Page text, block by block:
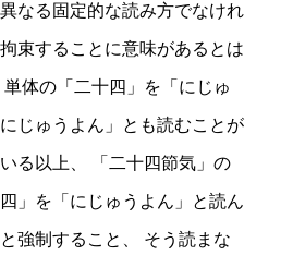
なる固定的な読み方でなけれ
束することに意味があるとは
体の「二十四」を「にじゅ
じゅうよん」とも読むことが
る以上、 「二十四節気」の
」を「にじゅうよん」と読ん
強制すること、 そう読まな